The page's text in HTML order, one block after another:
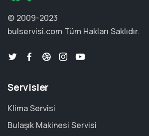
© 2009-2023
bulservisi.com Tüm Hakları Saklıdır.
Servisler
Klima Servisi
Bulaşık Makinesi Servisi